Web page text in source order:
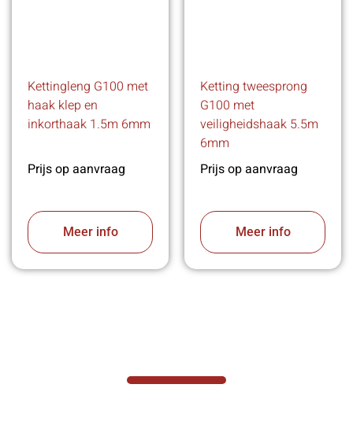
Kettingleng G100 met
haak klep en
inkorthaak 1.5m 6mm
Prijs op aanvraag
Meer info
Ketting tweesprong
G100 met
veiligheidshaak 5.5m
6mm
Prijs op aanvraag
Meer info